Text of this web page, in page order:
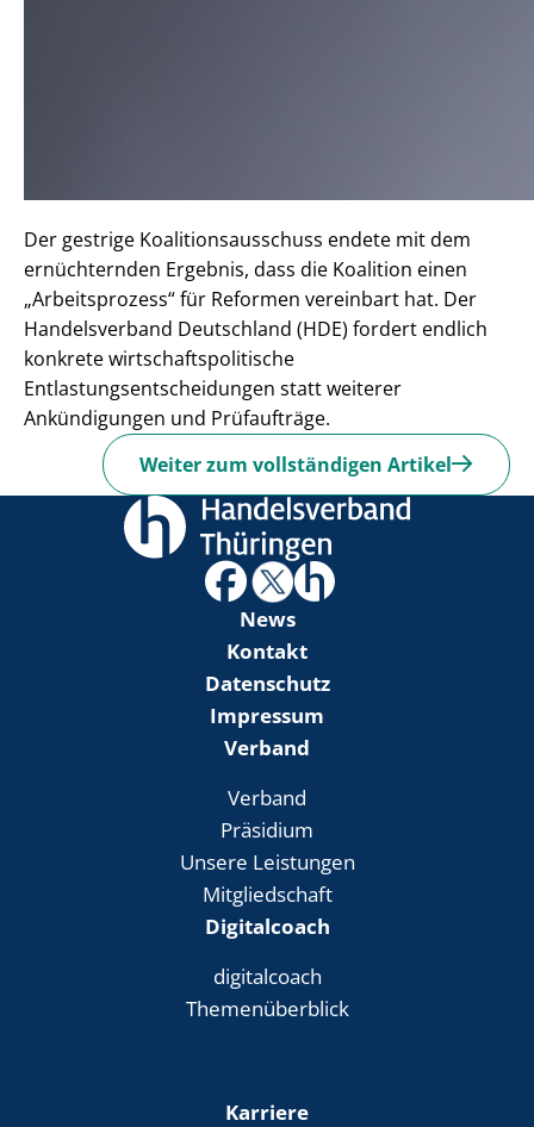
Der gestrige Koalitionsausschuss endete mit dem
ernüchternden Ergebnis, dass die Koalition einen
„Arbeitsprozess“ für Reformen vereinbart hat. Der
Handelsverband Deutschland (HDE) fordert endlich
konkrete wirtschaftspolitische
Entlastungsentscheidungen statt weiterer
Ankündigungen und Prüfaufträge.
Weiter zum vollständigen Artikel
News
Kontakt
Datenschutz
Impressum
Verband
Verband
Präsidium
Unsere Leistungen
Mitgliedschaft
Digitalcoach
digitalcoach
Themenüberblick
Karriere